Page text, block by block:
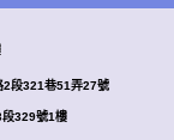
2段321巷51弄27號
段329號1樓